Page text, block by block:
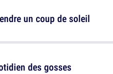
des gosses
un coup de soleil